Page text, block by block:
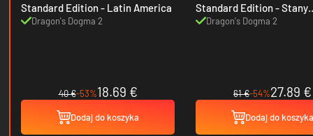
Standard Edition - Latin America
Dragon's Dogma 2
40 €-53%18.69 €
Dodaj do koszyka
Standard Edition - Stany
Zjednoczone
Dragon's Dogma 2
61 €-54%27.89 €
Dodaj do koszyka